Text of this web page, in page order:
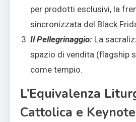
per prodotti esclusivi, la
sincronizzata del Black
Il Pellegrinaggio: La
spazio di vendita (flagship
come tempio.
L’Equivalenza
Cattolica e